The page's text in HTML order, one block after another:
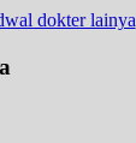
dokter lainya